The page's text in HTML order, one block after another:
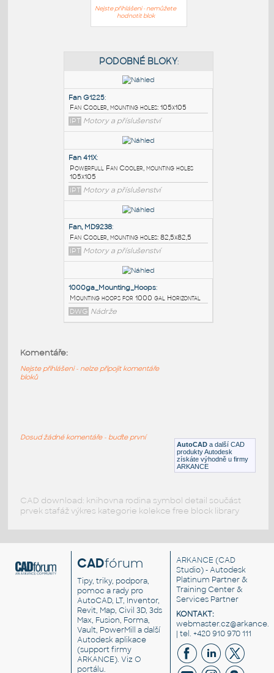
Nejste přihlášeni - nemůžete
hodnotit blok
PODOBNÉ BLOKY:
Fan G1225:
Fan Cooler, mounting holes: 105x105
IPT Motory a příslušenství
Fan 411X:
Powerfull Fan Cooler, mounting holes
105x105
IPT Motory a příslušenství
IPT Motory a příslušenství
DWG Nádrže AutoCAD a další CAD
produkty Autodesk
získáte výhodně u firmy
ARKANCE
Komentáře:
Nejste přihlášeni - nelze připojit komentáře
bloků
Dosud žádné komentáře - buďte první
CAD download: knihovna rodina symbol detail součást
prvek stafáž výkres kategorie kolekce free block library
CADfórum
Tipy, triky, podpora,
pomoc a rady pro
AutoCAD, LT, Inventor,
Revit, Map, Civil 3D, 3ds
Max, Fusion, Forma,
Vault, PowerMill a další
Autodesk aplikace
(support firmy
ARKANCE). VizO
portálu.
ARKANCE (CAD
Studio) - Autodesk
Platinum Partner &
Training Center &
Services Partner
KONTAKT:
| tel. +420 910 970 111